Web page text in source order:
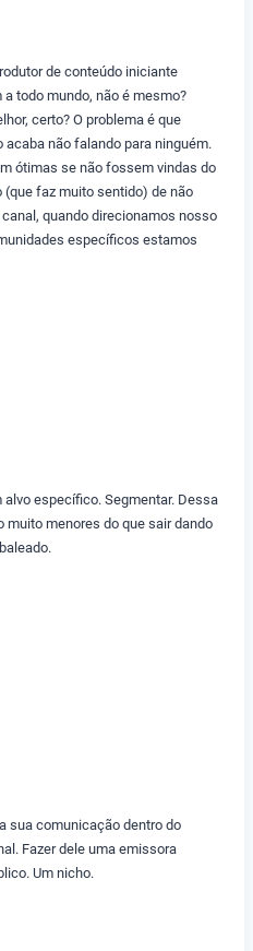
de conteúdo iniciante
todo mundo, não é mesmo?
certo? O problema é que
não falando para ninguém.
ótimas se não fossem vindas do
(que faz muito sentido) de não
quando direcionamos nosso
específicos estamos
específico. Segmentar. Dessa
muito menores do que sair dando
sua comunicação dentro do
Fazer dele uma emissora
Um nicho.